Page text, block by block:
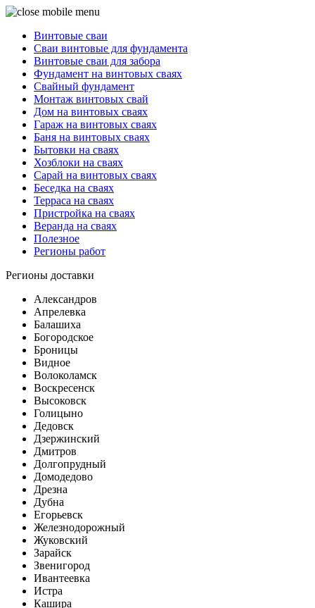
Винтовые сваи
Сваи винтовые для фундамента
Винтовые сваи для забора
Фундамент на винтовых сваях
Свайный фундамент
Монтаж винтовых свай
Дом на винтовых сваях
Гараж на винтовых сваях
Баня на винтовых сваях
Бытовки на сваях
Хозблоки на сваях
Сарай на винтовых сваях
Беседка на сваях
Терраса на сваях
Пристройка на сваях
Веранда на сваях
Полезное
Регионы работ
Регионы доставки
Александров
Апрелевка
Балашиха
Богородское
Броницы
Видное
Волоколамск
Воскресенск
Высоковск
Голицыно
Дедовск
Дзержинский
Дмитров
Долгопрудный
Домодедово
Дрезна
Дубна
Егорьевск
Железнодорожный
Жуковский
Зарайск
Звенигород
Ивантеевка
Истра
Кашира